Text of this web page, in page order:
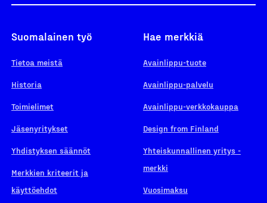
Suomalainen työ
Tietoa meistä
Historia
Toimielimet
Jäsenyritykset
Yhdistyksen säännöt
Merkkien kriteerit ja
käyttöehdot
Hae merkkiä
Avainlippu-tuote
Avainlippu-palvelu
Avainlippu-verkkokauppa
Design from Finland
Yhteiskunnallinen yritys -
merkki
Vuosimaksu